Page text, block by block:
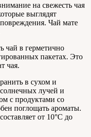
на свежесть чая
выглядят
Чай мате
чай в герметично
пакетах. Это
чая.
в сухом и
лучей и
с продуктами со
поглощать ароматы.
от 10°C до